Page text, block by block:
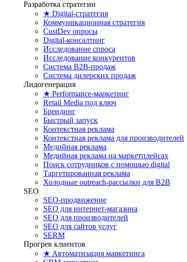
Разработка стратегии
★ Digital-стратегия
Коммуникационная стратегия
CustDev опросы
Digital-консалтинг
Исследование спроса
Исследование конкурентов
Система B2B-продаж
Система дилерских продаж
Лидогенерация
★ Performance-маркетинг
Retail Media под ключ
Брендинг
Быстрый запуск
Контекстная реклама
Контекстная реклама для производителей
Медийная реклама
Медийная реклама на маркетплейсах
Поиск сотрудников с помощью digital
Таргетированная реклама
Холодные outreach-рассылки для B2B
SEO
SEO-продвижение
SEO для интернет-магазина
SEO для производителей
SEO для сайтов услуг
SERM
Прогрев клиентов
★ Автоматизация маркетинга